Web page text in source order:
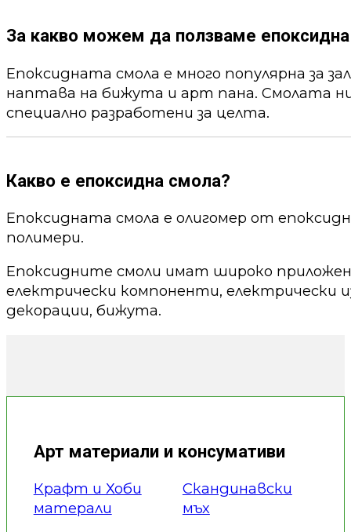
За какво можем да ползваме
Епоксидната смола е много популярна за
наптава на бижута и арт пана. Смолата
специално разработени за целта.
Какво е епоксидна смола?
Епоксидната смола е олигомер от
полимери.
Епоксидните смоли имат широко
електрически компоненти, електрически
декорации, бижута.
Арт материали и консумативи
Крафт и Хоби
матерали
Скандинавски
мъх